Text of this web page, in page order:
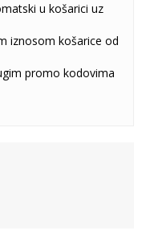
u košarici uz
iznosom košarice od
promo kodovima